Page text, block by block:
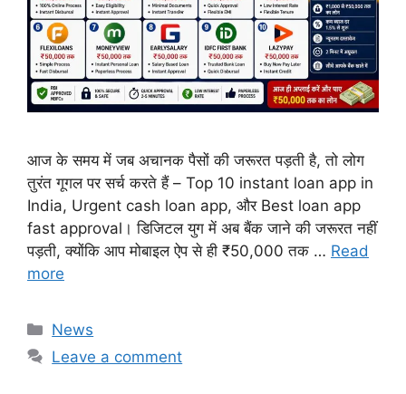
आज के समय में जब अचानक पैसों की जरूरत पड़ती है, तो लोग
तुरंत गूगल पर सर्च करते हैं – Top 10 instant loan app in
India, Urgent cash loan app, और Best loan app
fast approval। डिजिटल युग में अब बैंक जाने की जरूरत नहीं
पड़ती, क्योंकि आप मोबाइल ऐप से ही ₹50,000 तक … Read
more
Categories
News
Leave a comment